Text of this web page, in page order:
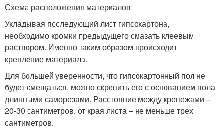
Схема расположения материалов
Укладывая последующий лист гипсокартона,
необходимо кромки предыдущего смазать клеевым
раствором. Именно таким образом происходит
крепление материала.
Для большей уверенности, что гипсокартонный пол не
будет смещаться, можно скрепить его с основанием пола
длинными саморезами. Расстояние между крепежами –
20-30 сантиметров, от края листа – не меньше трех
сантиметров.